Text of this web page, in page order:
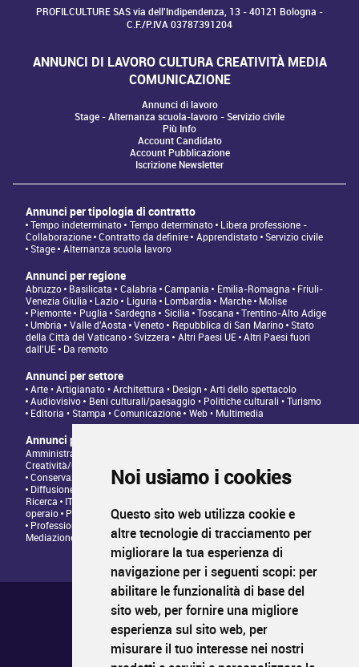
Noi usiamo i cookies
Questo sito web utilizza cookie e
altre tecnologie di tracciamento per
migliorare la tua esperienza di
navigazione per i seguenti scopi: per
abilitare le funzionalità di base del
sito web, per fornire una migliore
esperienza sul sito web, per
misurare il tuo interesse nei nostri
PROFILCULTURE SAS via dell'Indipendenza, 13 - 40121 Bologna -
C.F./P.IVA 03787391204
ANNUNCI DI LAVORO CULTURA CREATIVITÀ MEDIA
COMUNICAZIONE
Annunci di lavoro
Stage - Alternanza scuola-lavoro - Servizio civile
Più Info
Account Candidato
Account Pubblicazione
Iscrizione Newsletter
Annunci per tipologia di contratto
Tempo indeterminato Tempo determinato
Libera professione -
Collaborazione
Contratto da definire Apprendistato
Servizio civile
Stage
Alternanza scuola lavoro
Annunci per regione
Abruzzo Basilicata Calabria Campania Emilia-Romagna
Friuli-
Venezia Giulia
Lazio Liguria Lombardia Marche
Molise
Piemonte
Puglia Sardegna Sicilia Toscana
Trentino-Alto Adige
Umbria
Valle d'Aosta Veneto Repubblica di San Marino
Stato
della Città del Vaticano
Svizzera Altri Paesi UE
Altri Paesi fuori
dall'UE
Da remoto
Annunci per settore
Arte • Artigianato • Architettura • Design
Arti dello spettacolo
Audiovisivo
Beni culturali/paesaggio • Politiche culturali • Turismo
Editoria • Stampa • Comunicazione Web • Multimedia
Annunci per tipologia di professione
Amministrazione • Direzione • Legale
Creatività/Grafica
Conservazione/Tutela/Valorizzazione Patrimonio Culturale
Diffusione/Distribuzione • Commerciale/Fundraising
Ricerca
IT/Programmazione web
operaio
Produzione/Programmazione • Project management
Professioni Editoriali • Giornalismo
Relazioni con il Pubblico •
Mediazione
Chi siamo ?
Condizioni generali di utilizzo
Informativa sulla privacy
Mappa del sito
FAQ pubblicazione